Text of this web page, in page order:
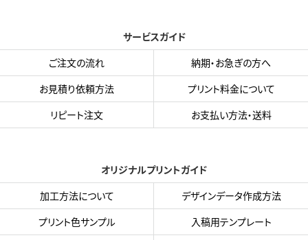
サービスガイド
ご注文の流れ
納期・お急ぎの方へ
お見積り依頼方法
プリント料金について
リピート注文
お支払い方法・送料
オリジナルプリントガイド
加工方法について
デザインデータ作成方法
プリント色サンプル
入稿用テンプレート